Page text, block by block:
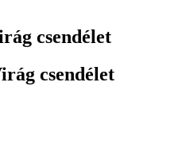
csendélet
csendélet